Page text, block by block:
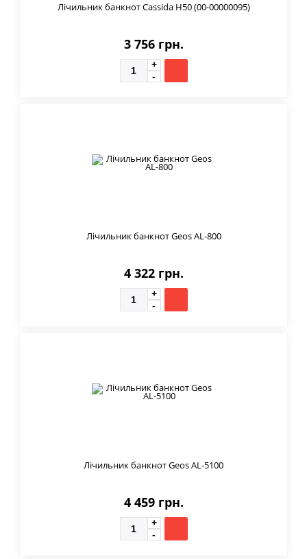
Лічильник банкнот Cassida H50 (00-00000095)
3 756 грн.
Лічильник банкнот Geos AL-800
4 322 грн.
Лічильник банкнот Geos AL-5100
4 459 грн.